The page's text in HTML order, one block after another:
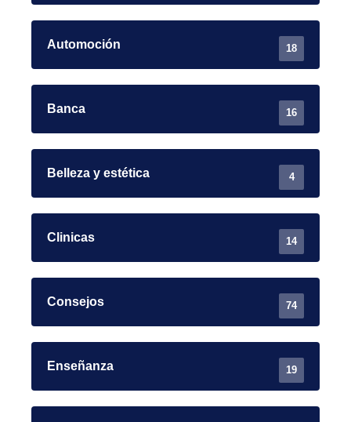
Automoción 18
Banca 16
Belleza y estética 4
Clinicas 14
Consejos 74
Enseñanza 19